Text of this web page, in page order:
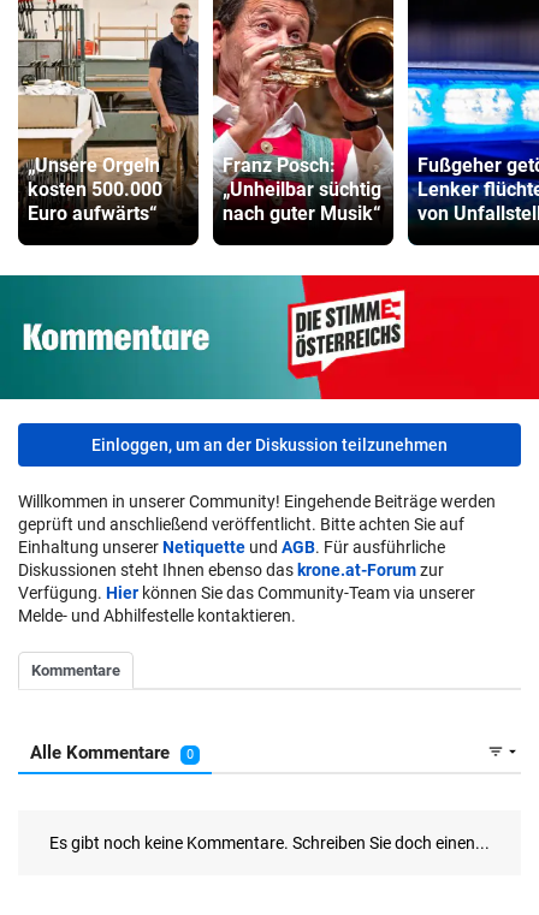
„Unsere Orgeln
kosten 500.000
Euro aufwärts“
Franz Posch:
„Unheilbar süchtig
nach guter Musik“
Fußgeher
Lenker
von
Einloggen, um an der Diskussion teilzunehmen
Willkommen in unserer Community! Eingehende Beiträge werden
geprüft und anschließend veröffentlicht. Bitte achten Sie auf
Einhaltung unsererNetiquette und AGB. Für ausführliche
Diskussionen steht Ihnen ebenso das krone.at-Forumzur
Verfügung. Hier können Sie das Community-Team via unserer
Melde- und Abhilfestelle kontaktieren.